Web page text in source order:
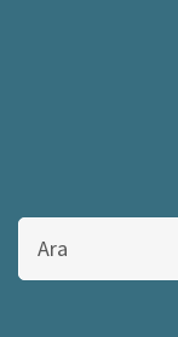
Bu
sitede
ara